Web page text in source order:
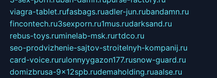
viagra-tablet.rufasbags.ruadler-jun.rubandamn.ru
fincontech.ru3sexporn.ru1mus.rudarksand.ru
rebus-toys.ruminelab-msk.rurtdco.ru
seo-prodvizhenie-sajtov-stroitelnyh-kompanij.ru
card-voice.rurulonnyygazon177.rusnow-guard.ru
domizbrusa-9x12spb.rudemaholding.ruaalse.ru